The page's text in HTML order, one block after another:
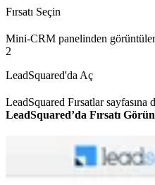
Fırsatı Seçin
Mini-CRM panelinden
2
LeadSquared'da Aç
LeadSquared Fırsatlar
LeadSquared’da Fırsatı